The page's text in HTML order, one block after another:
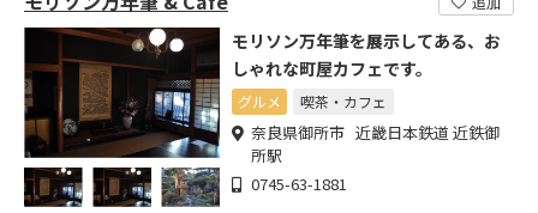
モリソン万年筆を展示してある、お
しゃれな町屋カフェです。
グルメ 喫茶・カフェ
奈良県御所市 近畿日本鉄道 近鉄御
所駅
0745-63-1881